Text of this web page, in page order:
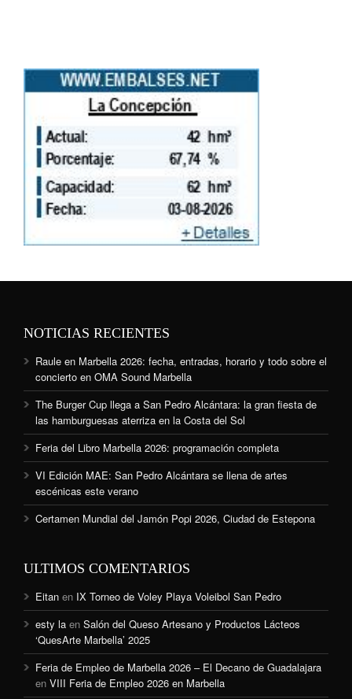
NOTICIAS RECIENTES
Raule en Marbella 2026: fecha, entradas, horario y todo sobre el
concierto en OMA Sound Marbella
The Burger Cup llega a San Pedro Alcántara: la gran fiesta de
las hamburguesas aterriza en la Costa del Sol
Feria del Libro Marbella 2026: programación completa
VI Edición MAE: San Pedro Alcántara se llena de artes
escénicas este verano
Certamen Mundial del Jamón Popi 2026, Ciudad de Estepona
ULTIMOS COMENTARIOS
Eitan en IX Torneo de Voley Playa Voleibol San Pedro
esty la en Salón del Queso Artesano y Productos Lácteos
‘QuesArte Marbella’ 2025
Feria de Empleo de Marbella 2026 – El Decano de Guadalajara
en VIII Feria de Empleo 2026 en Marbella